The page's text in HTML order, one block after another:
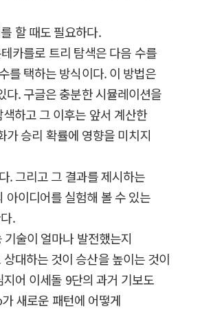
할 때도 필요하다.
카를로 트리 탐색은 다음 수를
를 택하는 방식이다. 이 방법은
. 구글은 충분한 시뮬레이션을
하고 그 이후는 앞서 계산한
승리 확률에 영향을 미치지
. 그리고 그 결과를 제시하는
아이디어를 실험해 볼 수 있는
.
술이 얼마나 발전했는지
대하는 것이 승산을 높이는 것이
어 이세돌 9단의 과거 기보도
새로운 패턴에 어떻게